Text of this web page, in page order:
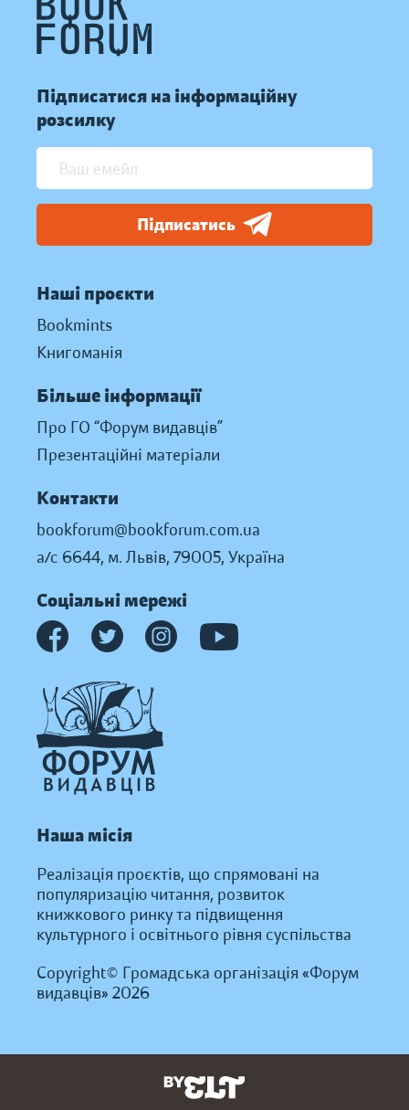
Підписатися на інформаційну
розсилку
Підписатись
Наші проєкти
Bookmints
Книгоманія
Більше інформації
Про ГО “Форум видавців”
Презентаційні матеріали
Контакти
bookforum@bookforum.com.ua
а/с 6644, м. Львів, 79005, Україна
Соціальні мережі
Наша місія
Реалізація проєктів, що спрямовані на
популяризацію читання, розвиток
книжкового ринку та підвищення
культурного і освітнього рівня суспільства
Copyright© Громадська організація «Форум
видавців» 2026